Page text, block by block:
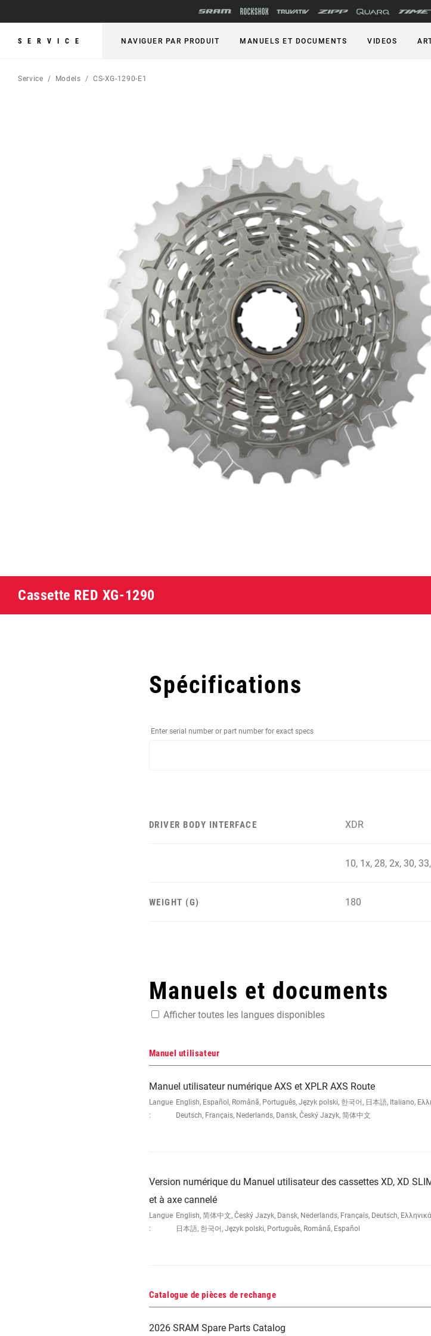
SERVICE NAVIGUER PAR PRODUIT MANUELS ET DOCUMENTS VIDEOS
Service Models CS-XG-1290-E1
Cassette RED XG-1290
Spécifications
Enter serial number or part number for exact specs
DRIVER BODY INTERFACE XDR
10, 1x, 28, 2x, 30,
WEIGHT (G) 180
Manuels et documents
Afficher toutes les langues disponibles
Manuel utilisateur
Manuel utilisateur numérique AXS et XPLR AXS Route
Langue
:
English, Español, Română, Português, Język polski, 한국어, 日本語, Italiano,
Deutsch, Français, Nederlands, Dansk, Český Jazyk, 简体中文
Version numérique du Manuel utilisateur des cassettes XD, XD
et à axe cannelé
Langue
:
English, 简体中文, Český Jazyk, Dansk, Nederlands, Français, Deutsch,
日本語, 한국어, Język polski, Português, Română, Español
Catalogue de pièces de rechange
2026 SRAM Spare Parts Catalog